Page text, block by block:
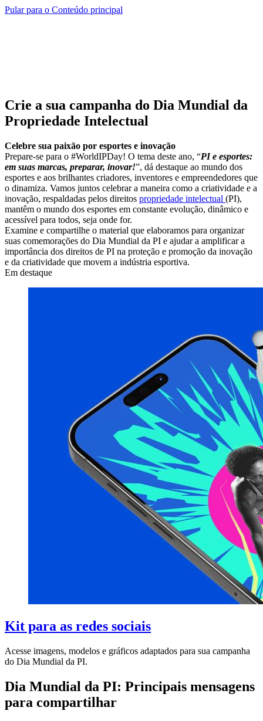
Pular para o Conteúdo principal
Crie a sua campanha do Dia Mundial da
Propriedade Intelectual
Celebre sua paixão por esportes e inovação
Prepare-se para o #WorldIPDay! O tema deste ano, “PI e esportes:
em suas marcas, preparar, inovar!”, dá destaque ao mundo dos
esportes e aos brilhantes criadores, inventores e empreendedores que
o dinamiza. Vamos juntos celebrar a maneira como a criatividade e a
inovação, respaldadas pelos direitos propriedade intelectual (PI),
mantêm o mundo dos esportes em constante evolução, dinâmico e
acessível para todos, seja onde for.
Examine e compartilhe o material que elaboramos para organizar
suas comemorações do Dia Mundial da PI e ajudar a amplificar a
importância dos direitos de PI na proteção e promoção da inovação
e da criatividade que movem a indústria esportiva.
Em destaque
Kit para as redes sociais
Acesse imagens, modelos e gráficos adaptados para sua campanha
do Dia Mundial da PI.
Dia Mundial da PI: Principais mensagens
para compartilhar